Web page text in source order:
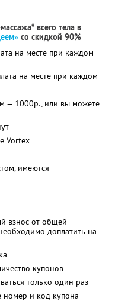
всего тела в
со скидкой 90%
на месте при каждом
на месте при каждом
— 1000р., или вы можете
Vortex
имеются
взнос от общей
доплатить на
купонов
только один раз
номер и код купона